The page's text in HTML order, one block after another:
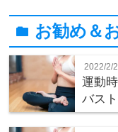
folder お勧め＆
2022/2/
運動
バスト